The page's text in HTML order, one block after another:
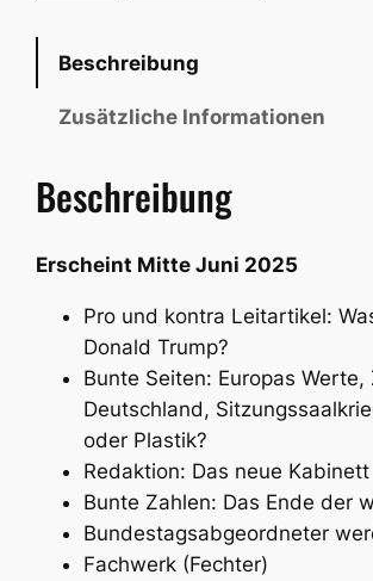
.
T
Beschreibung
Zusätzliche Informationen
Beschreibung
Erscheint Mitte Juni 2025
Pro und kontra Leitartikel:
Donald Trump?
Bunte Seiten: Europas
Deutschland,
oder Plastik?
Redaktion: Das neue Kabinett
Bunte Zahlen: Das Ende der
Bundestagsabgeordneter
Fachwerk (Fechter)